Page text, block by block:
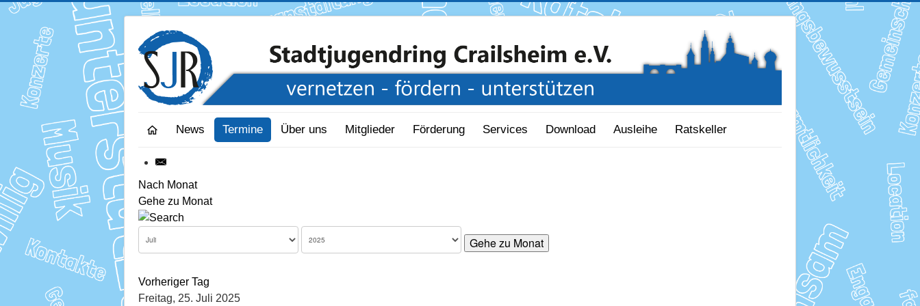
News Termine Über uns Mitglieder Förderung Services Download Ausleihe Ratskeller
Nach Monat
Gehe zu Monat
Gehe zu Monat
Vorheriger Tag
Freitag, 25. Juli 2025